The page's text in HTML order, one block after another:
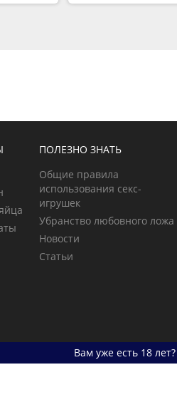
Вам уже есть 18 лет?
ПОЛЕЗНО ЗНАТЬ
Общие правила
использования секс-
игрушек
Убранство любовного ложа
Новости
Статьи